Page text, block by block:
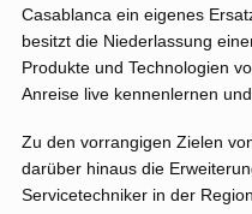
Casablanca ein eigenes
besitzt die Niederlassung
Produkte und Technologien
Anreise live kennenlernen
Zu den vorrangigen Zielen
darüber hinaus die
Servicetechniker in der Region.